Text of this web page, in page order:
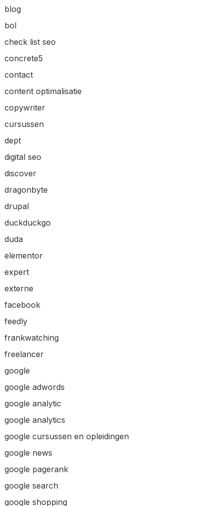
blog
bol
check list seo
concrete5
contact
content optimalisatie
copywriter
cursussen
dept
digital seo
discover
dragonbyte
drupal
duckduckgo
duda
elementor
expert
externe
facebook
feedly
frankwatching
freelancer
google
google adwords
google analytic
google analytics
google cursussen en opleidingen
google news
google pagerank
google search
google shopping